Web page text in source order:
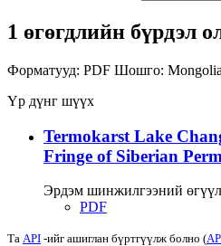
1 өгөгдлийн бүрдэл
Форматууд: PDF Шошго: Mongolia
Үр дүнг шүүх
Termokarst Lake
Fringe of Siberian
Эрдэм шинжилгээний
PDF
Та API -ийг ашиглан бүртгүүлж болно (